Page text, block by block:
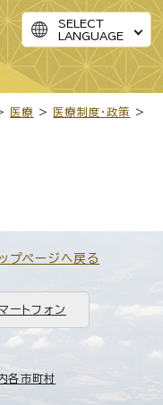
SELECT
LANGUAGE
医療 > 医療制度・政策
>
ップページへ戻る
ートフォン
各市町村